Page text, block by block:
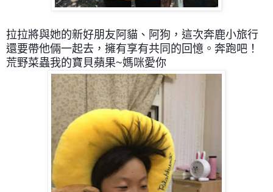
拉拉將與她的新好朋友阿貓、阿狗， 這次奔鹿小旅行
還要帶他倆一起去，擁有享有共同的回憶。 奔跑吧！
荒野菜蟲我的寶貝蘋果~媽咪愛你